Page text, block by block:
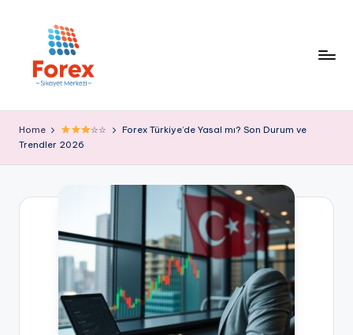
Home ☆☆
Forex Türkiye’de Yasal mı? Son Durum ve
Trendler 2026